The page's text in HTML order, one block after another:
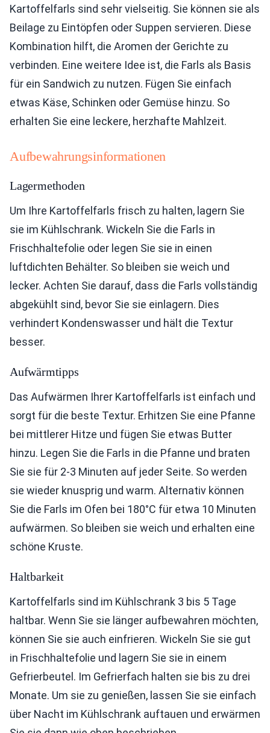
Kartoffelfarls sind sehr vielseitig. Sie können sie als
Beilage zu Eintöpfen oder Suppen servieren. Diese
Kombination hilft, die Aromen der Gerichte zu
verbinden. Eine weitere Idee ist, die Farls als Basis
für ein Sandwich zu nutzen. Fügen Sie einfach
etwas Käse, Schinken oder Gemüse hinzu. So
erhalten Sie eine leckere, herzhafte Mahlzeit.
Aufbewahrungsinformationen
Lagermethoden
Um Ihre Kartoffelfarls frisch zu halten, lagern Sie
sie im Kühlschrank. Wickeln Sie die Farls in
Frischhaltefolie oder legen Sie sie in einen
luftdichten Behälter. So bleiben sie weich und
lecker. Achten Sie darauf, dass die Farls vollständig
abgekühlt sind, bevor Sie sie einlagern. Dies
verhindert Kondenswasser und hält die Textur
besser.
Aufwärmtipps
Das Aufwärmen Ihrer Kartoffelfarls ist einfach und
sorgt für die beste Textur. Erhitzen Sie eine Pfanne
bei mittlerer Hitze und fügen Sie etwas Butter
hinzu. Legen Sie die Farls in die Pfanne und braten
Sie sie für 2-3 Minuten auf jeder Seite. So werden
sie wieder knusprig und warm. Alternativ können
Sie die Farls im Ofen bei 180°C für etwa 10 Minuten
aufwärmen. So bleiben sie weich und erhalten eine
schöne Kruste.
Haltbarkeit
Kartoffelfarls sind im Kühlschrank 3 bis 5 Tage
haltbar. Wenn Sie sie länger aufbewahren möchten,
können Sie sie auch einfrieren. Wickeln Sie sie gut
in Frischhaltefolie und lagern Sie sie in einem
Gefrierbeutel. Im Gefrierfach halten sie bis zu drei
Monate. Um sie zu genießen, lassen Sie sie einfach
über Nacht im Kühlschrank auftauen und erwärmen